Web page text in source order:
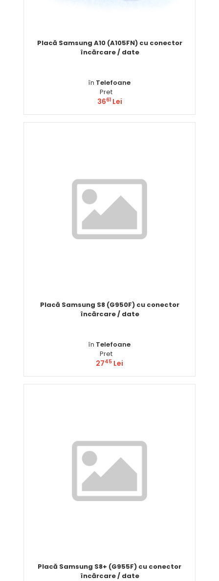
Placă Samsung A10 (A105FN) cu conector
încărcare / date
în Telefoane
Pret
3661Lei
Placă Samsung S8 (G950F) cu conector
încărcare / date
în Telefoane
Pret
2745 Lei
Placă Samsung S8+ (G955F) cu conector
încărcare / date